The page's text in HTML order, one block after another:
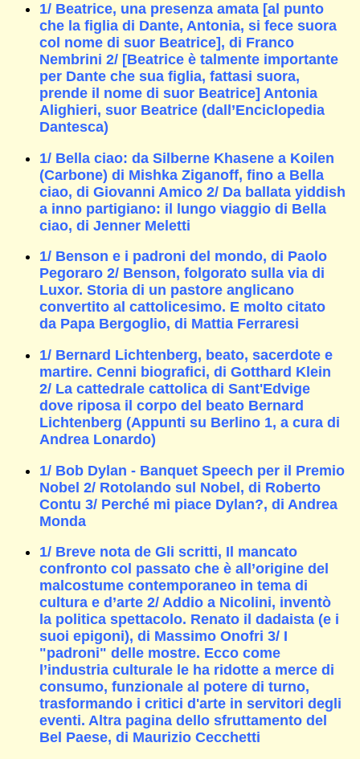
1/ Beatrice, una presenza amata [al punto
che la figlia di Dante, Antonia, si fece suora
col nome di suor Beatrice], di Franco
Nembrini 2/ [Beatrice è talmente importante
per Dante che sua figlia, fattasi suora,
prende il nome di suor Beatrice] Antonia
Alighieri, suor Beatrice (dall’Enciclopedia
Dantesca)
1/ Bella ciao: da Silberne Khasene a Koilen
(Carbone) di Mishka Ziganoff, fino a Bella
ciao, di Giovanni Amico 2/ Da ballata yiddish
a inno partigiano: il lungo viaggio di Bella
ciao, di Jenner Meletti
1/ Benson e i padroni del mondo, di Paolo
Pegoraro 2/ Benson, folgorato sulla via di
Luxor. Storia di un pastore anglicano
convertito al cattolicesimo. E molto citato
da Papa Bergoglio, di Mattia Ferraresi
1/ Bernard Lichtenberg, beato, sacerdote e
martire. Cenni biografici, di Gotthard Klein
2/ La cattedrale cattolica di Sant'Edvige
dove riposa il corpo del beato Bernard
Lichtenberg (Appunti su Berlino 1, a cura di
Andrea Lonardo)
1/ Bob Dylan - Banquet Speech per il Premio
Nobel 2/ Rotolando sul Nobel, di Roberto
Contu 3/ Perché mi piace Dylan?, di Andrea
Monda
1/ Breve nota de Gli scritti, Il mancato
confronto col passato che è all’origine del
malcostume contemporaneo in tema di
cultura e d’arte 2/ Addio a Nicolini, inventò
la politica spettacolo. Renato il dadaista (e i
suoi epigoni), di Massimo Onofri 3/ I
"padroni" delle mostre. Ecco come
l’industria culturale le ha ridotte a merce di
consumo, funzionale al potere di turno,
trasformando i critici d'arte in servitori degli
eventi. Altra pagina dello sfruttamento del
Bel Paese, di Maurizio Cecchetti